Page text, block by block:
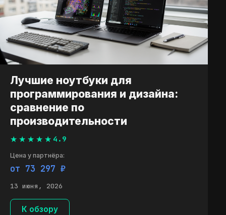
Лучшие ноутбуки для
программирования и дизайна:
сравнение по
производительности
4.9
Цена у партнёра:
от 73 297 ₽
13 июня, 2026
К обзору